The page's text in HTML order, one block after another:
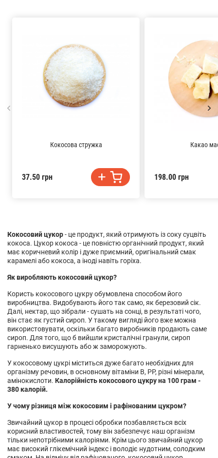
Кокосовий цукор- це продукт, який отримують із соку суцвіть
кокоса. Цукор кокоса - це повністю органічний продукт, який
має коричневий колір і дуже приємний, оригінальний смак
карамелі або кокоса, а іноді навіть горіха.
Як виробляють кокосовий цукор?
Користь кокосового цукру обумовлена способом його
виробництва. Видобувають його так само, як березовий сік.
Далі, нектар, що зібрали - сушать на сонці, в результаті чого,
він стає як густий сироп. У такому вигляді його вже можна
використовувати, оскільки багато виробників продають саме
сироп. Для того, що б вийшли кристалічні гранули, сироп
гарненько висушують або ж заморожують.
У кокосовому цукрі міститься дуже багато необхідних для
організму речовин, в основному вітаміни В, РР, різні мінерали,
амінокислоти. Калорійність кокосового цукру на 100 грам -
380 калорій.
У чому різниця між кокосовим і рафінованим цукром?
Звичайний цукор в процесі обробки позбавляється всіх
корисний властивостей, тому він забезпечує наш організм
тільки непотрібними калоріями. Крім цього звичайний цукор
має високий глікемічний індекс і володіє нудотним, солодким
Кокосова стружка
37.50 грн
Какао
198.00 грн